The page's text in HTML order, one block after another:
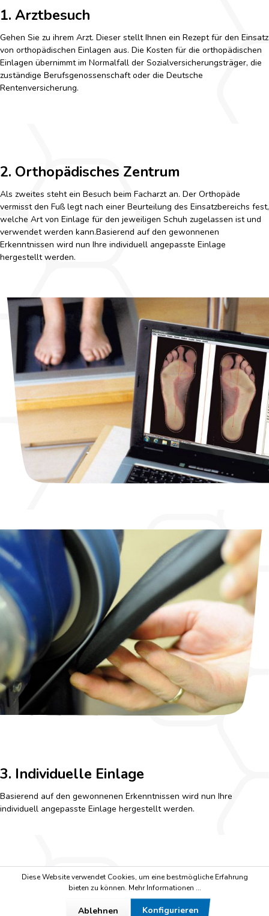
1. Arztbesuch
Gehen Sie zu ihrem Arzt. Dieser stellt Ihnen ein Rezept für den Einsatz
von orthopädischen Einlagen aus. Die Kosten für die orthopädischen
Einlagen übernimmt im Normalfall der Sozialversicherungsträger, die
zuständige Berufsgenossenschaft oder die Deutsche
Rentenversicherung.
2. Orthopädisches Zentrum
Als zweites steht ein Besuch beim Facharzt an. Der Orthopäde
vermisst den Fuß legt nach einer Beurteilung des Einsatzbereichs fest,
welche Art von Einlage für den jeweiligen Schuh zugelassen ist und
verwendet werden kann.Basierend auf den gewonnenen
Erkenntnissen wird nun Ihre individuell angepasste Einlage
hergestellt werden.
3. Individuelle Einlage
Basierend auf den gewonnenen Erkenntnissen wird nun Ihre
individuell angepasste Einlage hergestellt werden.
4. Zertifiziertes System
Geschafft! Sie können ihre persönliche Einlage nun für Ihren Berufs-
Diese Website verwendet Cookies, um eine bestmögliche Erfahrung
bieten zu können. Mehr Informationen ...
Ablehnen Konfigurieren